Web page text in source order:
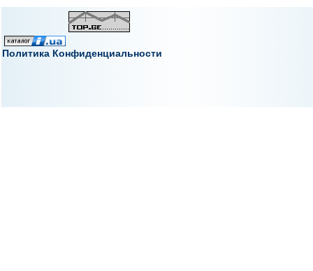
Политика Конфиденциальности